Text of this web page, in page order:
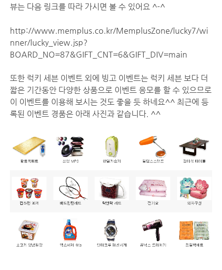
뷰는 다음 링크를 따라 가시면 볼 수 있어요 ^-^
http://www.memplus.co.kr/MemplusZone/lucky7/wi
nner/lucky_view.jsp?
BOARD_NO=87&GIFT_CNT=6&GIFT_DIV=main
또한 럭키 세븐 이벤트 외에 빙고 이벤트는 럭키 세븐 보다 더
짧은 기간동안 다양한 상품으로 이벤트 응모를 할 수 있으므로
이 이벤트를 이용해 보시는 것도 좋을 듯 하네요^^ 최근에 등
록된 이벤트 경품은 아래 사진과 같습니다. ^^